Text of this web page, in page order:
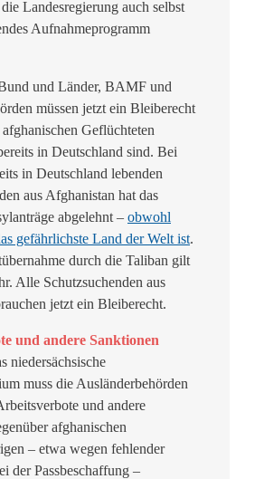
Landesregierung auch selbst
Aufnahmeprogramm
und Länder, BAMF und
müssen jetzt ein Bleiberecht
Geflüchteten
in Deutschland sind. Bei
in Deutschland lebenden
aus Afghanistan hat das
abgelehnt – obwohl
gefährlichste Land der Welt ist.
durch die Taliban gilt
Alle Schutzsuchenden aus
jetzt ein Bleiberecht.
und andere Sanktionen
niedersächsische
muss die Ausländerbehörden
und andere
afghanischen
– etwa wegen fehlender
der Passbeschaffung –